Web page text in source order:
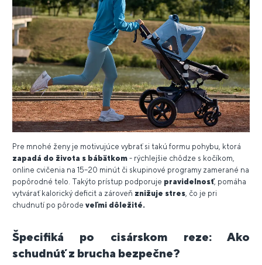
Pre mnohé ženy je motivujúce vybrať si takú formu pohybu, ktorá
zapadá do života s bábätkom - rýchlejšie chôdze s kočíkom,
online cvičenia na 15–20 minút či skupinové programy zamerané na
popôrodné telo. Takýto prístup podporuje pravidelnosť, pomáha
vytvárať kalorický deficit a zároveň znižuje stres , čo je pri
chudnutí po pôrode veľmi dôležité.
Špecifiká po cisárskom reze: Ako
schudnúť z brucha bezpečne?